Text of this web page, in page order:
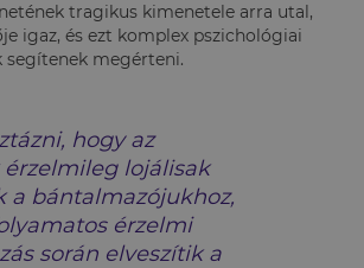
tragikus kimenetele arra utal,
igaz, és ezt komplex pszichológiai
megérteni.
hogy az
lojálisak
a bántalmazójukhoz,
érzelmi
során elveszítik a